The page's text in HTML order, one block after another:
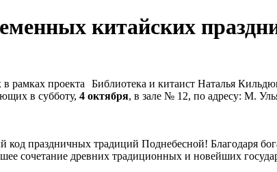
китайских
Библиотека и китаист Наталья
в субботу, 4 октября, в зале № 12, по адресу: М.
код праздничных традиций Поднебесной! Благодаря
сочетание древних традиционных и новейших